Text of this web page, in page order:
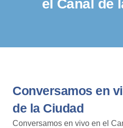
el Canal de
Conversamos en
de la Ciudad
Conversamos en vivo en el